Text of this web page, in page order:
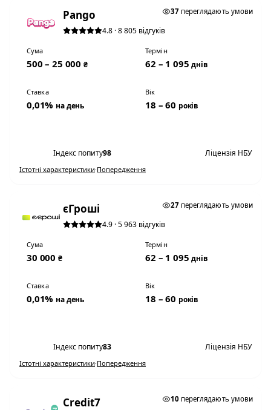
37переглядають умови
Pango
4.8 · 8 805 відгуків
Сума
500 – 25 000₴
Термін
62 – 1 095днів
Ставка
0,01% на день
Вік
18 – 60 років
Індекс попиту98 Ліцензія НБУ
Істотні характеристики·Попередження
27переглядають умови
єГроші
4.9 · 5 963 відгуків
Сума
30 000 ₴
Термін
62 – 1 095днів
Ставка
0,01% на день
Вік
18 – 60 років
Індекс попиту83 Ліцензія НБУ
Істотні характеристики·Попередження
10переглядають умови
Credit7